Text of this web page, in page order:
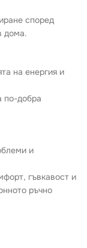
според
дома.
на енергия и
по-добра
и
гъвкавост и
ръчно